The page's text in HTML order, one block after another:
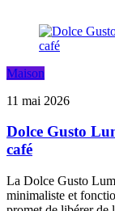
Maison
11 mai 2026
Dolce Gusto
café
La Dolce Gusto
minimaliste et